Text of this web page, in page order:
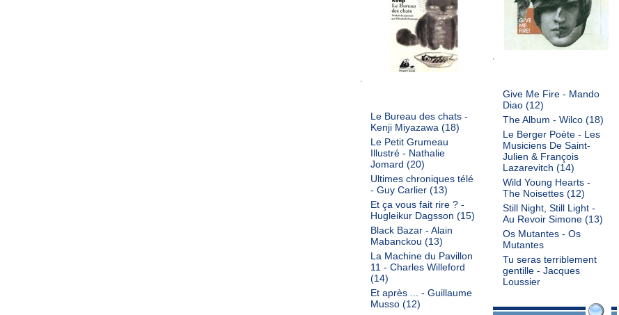
Give Me Fire - Mando
Diao(12)
The Album - Wilco(18)
Le Berger Poète - Les
Musiciens De Saint-
Julien & François
Lazarevitch (14)
Wild Young Hearts -
The Noisettes(12)
Still Night, Still Light -
Au Revoir Simone(13)
Os Mutantes - Os
Mutantes
Tu seras terriblement
gentille - Jacques
Loussier
Le Bureau des chats -
Kenji Miyazawa(18)
Le Petit Grumeau
Illustré - Nathalie
Jomard (20)
Ultimes chroniques télé
- Guy Carlier(13)
Et ça vous fait rire ? -
Hugleikur Dagsson (15)
Black Bazar - Alain
Mabanckou (13)
La Machine du Pavillon
11 - Charles Willeford
(14)
Et après ... - Guillaume
Musso(12)